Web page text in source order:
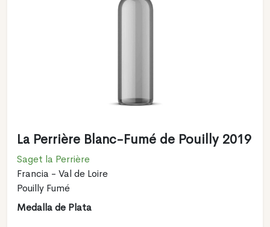
La Perrière Blanc-Fumé de Pouilly 2019
Saget la Perrière
Francia - Val de Loire
Pouilly Fumé
Medalla de Plata